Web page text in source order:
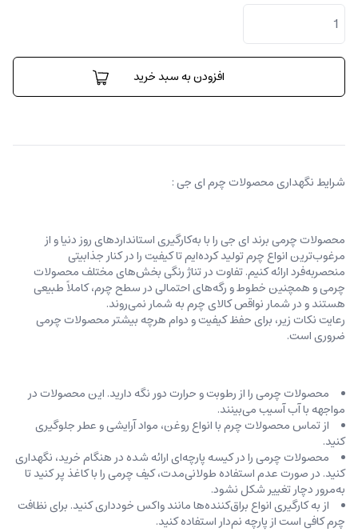
کیف
دستی
فنسی
بامبو
افزودن به سبد خرید
شرایط نگهداری محصولات چرم ای جی :
محصولات چرمی برند ای جی را با به‌کارگیری استانداردهای روز دنیا و از
مرغوب‌ترین انواع چرم تولید کرده‌ایم تا کیفیت را در کنار جذابیتی
منحصربه‌فرد ارائه کنیم. تفاوت در تناژ رنگی بخش‌های مختلف محصولات
چرمی و همچنین خطوط و رگه‌‌های احتمالی در سطح چرم، کاملاً طبیعی
هستند و در شمار نواقص کالای چرم به شمار نمی‌روند.
رعایت نکات زیر، برای حفظ کیفیت و دوام هرچه بیشتر محصولات چرمی
ضروری است.
محصولات چرمی را از رطوبت و حرارت دور نگه دارید. این محصولات در
مواجهه با آب آسیب می‌بینند.
از تماس محصولات چرم با انواع روغن‌، مواد آرایشی و عطر جلوگیری
کنید.
محصولات چرمی را در کیسه‌ پارچه‌ای ارائه شده در هنگام خرید، ‌نگهداری
کنید. در صورت عدم استفاده طولانی‌مدت، کیف‌ چرمی را با کاغذ پر کنید تا
به‌مرور دچار تغییر شکل نشود.
از به کارگیری انواع براق‌کننده‌ها مانند واکس خودداری کنید. برای نظافت
چرم کافی است از پارچه‌ نم‌دار استفاده کنید.